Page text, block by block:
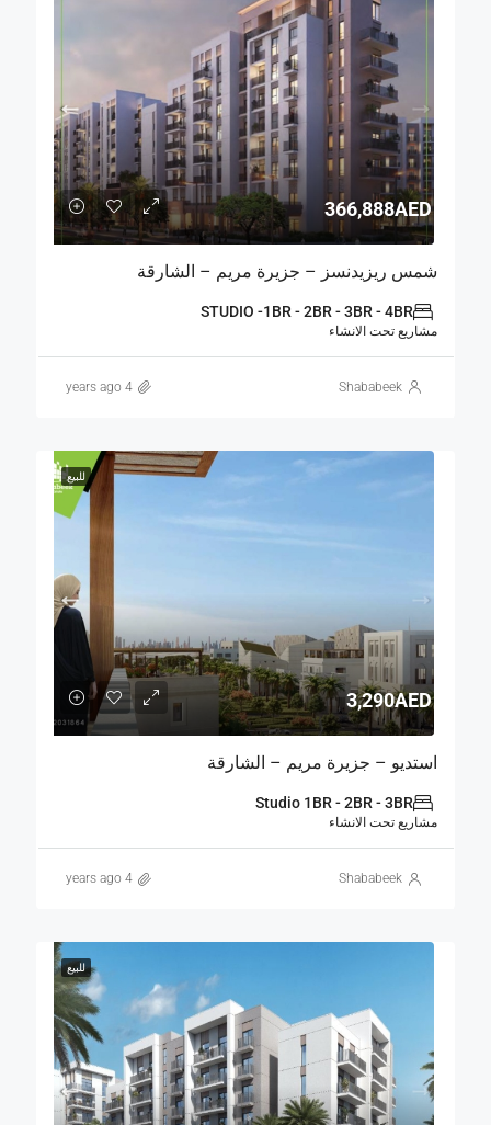
366,888AED
شمس ريزيدنسز – جزيرة مريم – الشارقة
STUDIO -1BR - 2BR - 3BR - 4BR
مشاريع تحت الانشاء
Shababeek
4 years ago
للبيع
3,290AED
استديو – جزيرة مريم – الشارقة
Studio 1BR - 2BR - 3BR
مشاريع تحت الانشاء
Shababeek
4 years ago
للبيع